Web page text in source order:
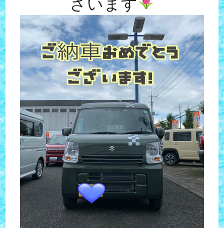
ざいます